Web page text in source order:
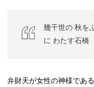
幾千世の 秋を
に わたす石橋
弁財天が女性の神様であ